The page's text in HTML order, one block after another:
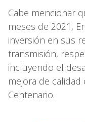
Cabe mencionar
meses de 2021,
inversión en sus
transmisión,
incluyendo el
mejora de
Centenario.